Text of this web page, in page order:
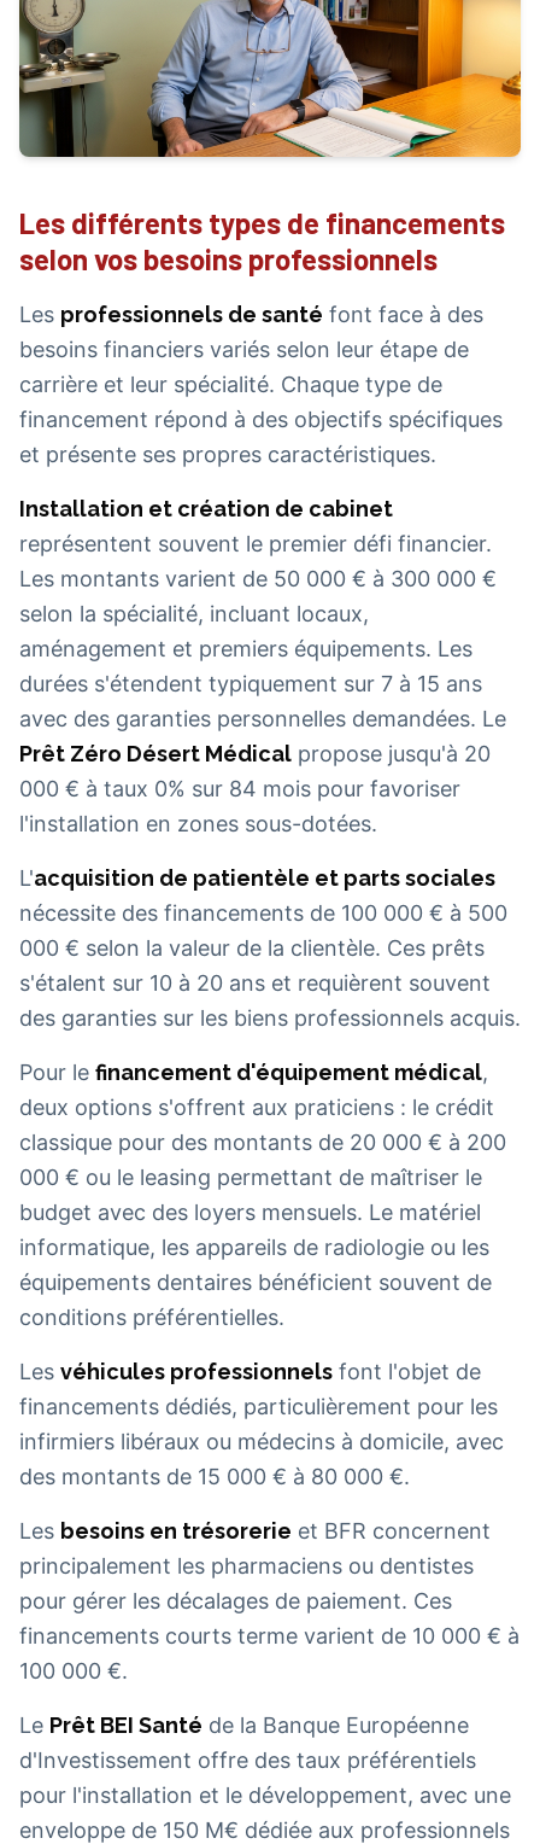
Les différents types de financements
selon vos besoins professionnels
Les professionnels de santé font face à des
besoins financiers variés selon leur étape de
carrière et leur spécialité. Chaque type de
financement répond à des objectifs spécifiques
et présente ses propres caractéristiques.
Installation et création de cabinet
représentent souvent le premier défi financier.
Les montants varient de 50 000 € à 300 000 €
selon la spécialité, incluant locaux,
aménagement et premiers équipements. Les
durées s'étendent typiquement sur 7 à 15 ans
avec des garanties personnelles demandées. Le
Prêt Zéro Désert Médical propose jusqu'à 20
000 € à taux 0% sur 84 mois pour favoriser
l'installation en zones sous-dotées.
L'acquisition de patientèle et parts sociales
nécessite des financements de 100 000 € à 500
000 € selon la valeur de la clientèle. Ces prêts
s'étalent sur 10 à 20 ans et requièrent souvent
des garanties sur les biens professionnels acquis.
Pour le financement d'équipement médical,
deux options s'offrent aux praticiens : le crédit
classique pour des montants de 20 000 € à 200
000 € ou le leasing permettant de maîtriser le
budget avec des loyers mensuels. Le matériel
informatique, les appareils de radiologie ou les
équipements dentaires bénéficient souvent de
conditions préférentielles.
Les véhicules professionnels font l'objet de
financements dédiés, particulièrement pour les
infirmiers libéraux ou médecins à domicile, avec
des montants de 15 000 € à 80 000 €.
Les besoins en trésorerie et BFR concernent
principalement les pharmaciens ou dentistes
pour gérer les décalages de paiement. Ces
financements courts terme varient de 10 000 € à
100 000 €.
Le Prêt BEI Santé de la Banque Européenne
d'Investissement offre des taux préférentiels
pour l'installation et le développement, avec une
enveloppe de 150 M€ dédiée aux professionnels